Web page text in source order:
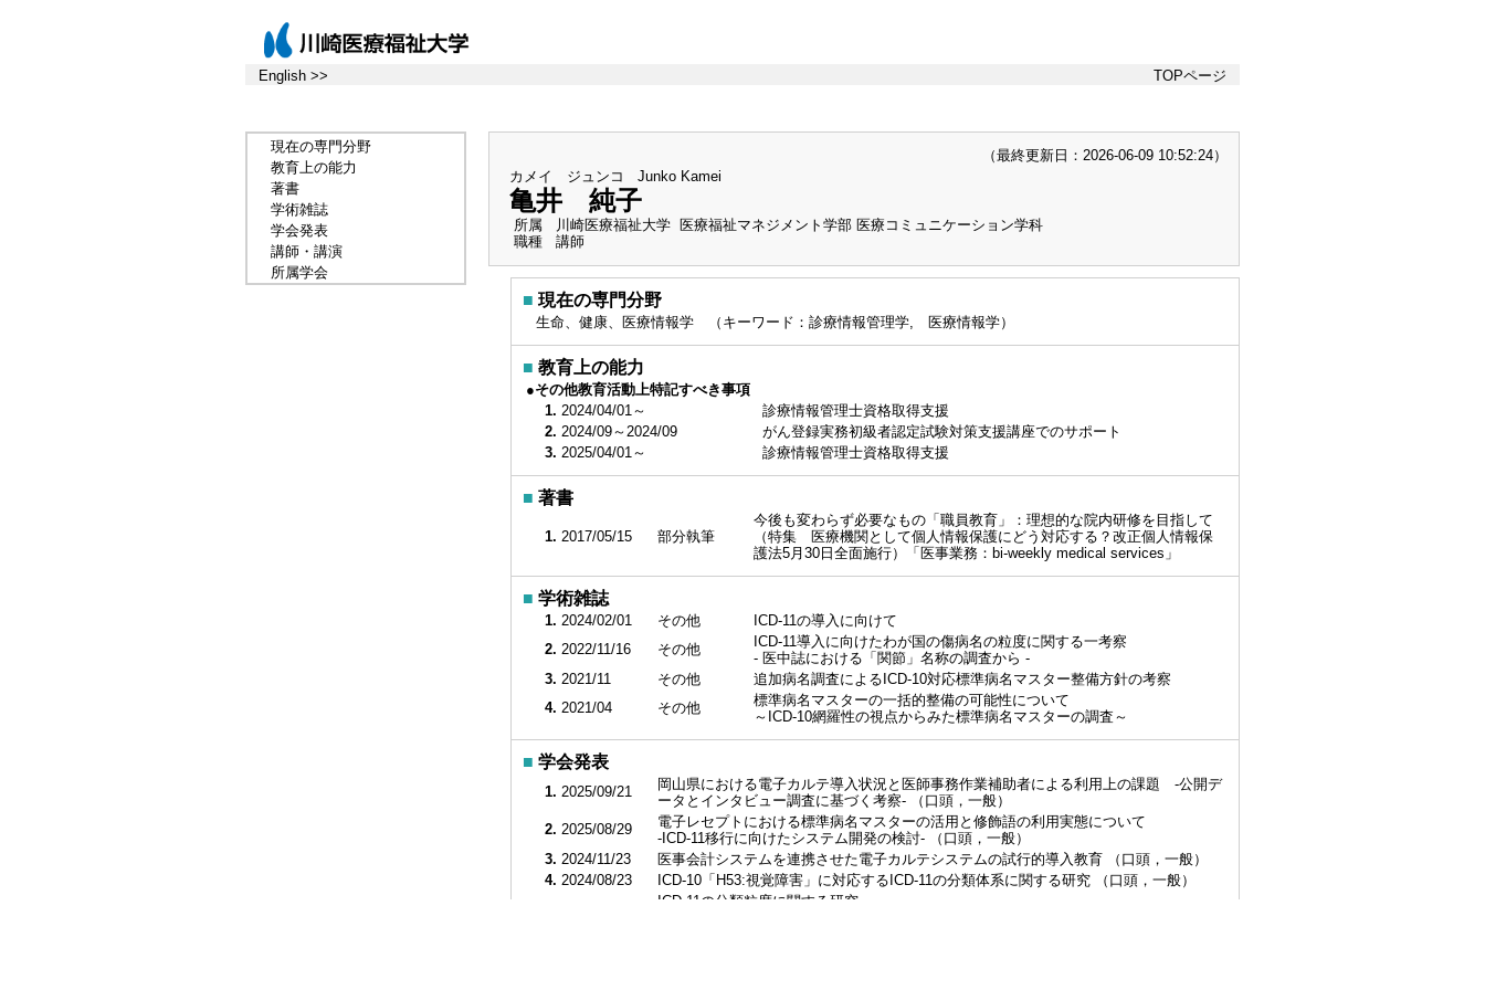
English >> TOPページ
現在の専門分野
教育上の能力
著書
学術雑誌
学会発表
講師・講演
所属学会
（最終更新日：2026-06-09 10:52:24）
カメイ ジュンコ
Junko Kamei
亀井 純子
所属
川崎医療福祉大学 医療福祉マネジメント学部 医療コミュニケーション学科
職種
講師
■ 現在の専門分野
生命、健康、医療情報学 （キーワード：診療情報管理学, 医療情報学）
■ 教育上の能力
●その他教育活動上特記すべき事項
1. 2024/04/01～
診療情報管理士資格取得支援
2. 2024/09～2024/09
がん登録実務初級者認定試験対策支援講座でのサポート
3. 2025/04/01～ 診療情報管理士資格取得支援
■ 著書
1. 2017/05/15 部分執筆
今後も変わらず必要なもの「職員教育」：理想的な院内研修を目指して
（特集 医療機関として個人情報保護にどう対応する？改正個人情報保
護法5月30日全面施行）「医事業務：bi-weekly medical services」
■ 学術雑誌
1. 2024/02/01 その他
ICD-11の導入に向けて
2. 2022/11/16 その他
ICD-11導入に向けたわが国の傷病名の粒度に関する一考察
- 医中誌における「関節」名称の調査から -
3. 2021/11 その他
追加病名調査によるICD-10対応標準病名マスター整備方針の考察
4. 2021/04 その他
標準病名マスターの一括的整備の可能性について
～ICD-10網羅性の視点からみた標準病名マスターの調査～
■ 学会発表
1. 2025/09/21
岡山県における電子カルテ導入状況と医師事務作業補助者による利用上の課題 -公開デ
ータとインタビュー調査に基づく考察- （口頭，一般）
2. 2025/08/29
電子レセプトにおける標準病名マスターの活用と修飾語の利用実態について
-ICD-11移行に向けたシステム開発の検討- （口頭，一般）
3. 2024/11/23
医事会計システムを連携させた電子カルテシステムの試行的導入教育 （口頭，一般）
4. 2024/08/23
ICD-10「H53:視覚障害」に対応するICD-11の分類体系に関する研究 （口頭，一般）
ICD-11の分類粒度に関する研究